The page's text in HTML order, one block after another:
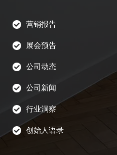
营销报告
展会预告
公司动态
公司新闻
行业洞察
创始人语录